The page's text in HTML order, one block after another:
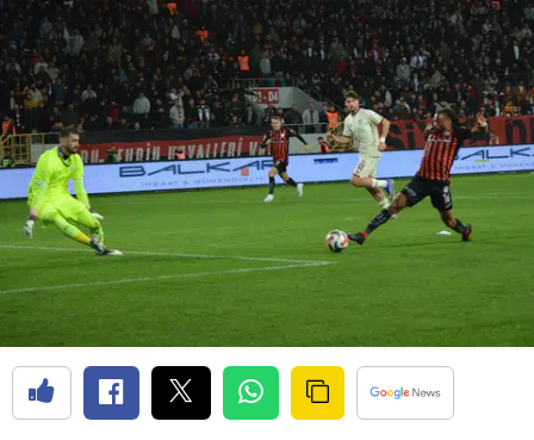
Bingöl
Bitlis
Bolu
Burdur
Bursa
Çorum
Denizli